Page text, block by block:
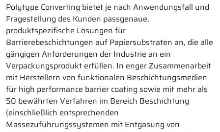
Polytype Converting bietet je nach Anwendungsfall und
Fragestellung des Kunden passgenaue,
produktspezifische Lösungen für
Barrierebeschichtungen auf Papiersubstraten an, die alle
gängigen Anforderungen der Industrie an ein
Verpackungsprodukt erfüllen. In enger Zusammenarbeit
mit Herstellern von funktionalen Beschichtungsmedien
für high performance barrier coating sowie mit mehr als
50 bewährten Verfahren im Bereich Beschichtung
(einschließlich entsprechenden
Massezuführungssystemen mit Entgasung von